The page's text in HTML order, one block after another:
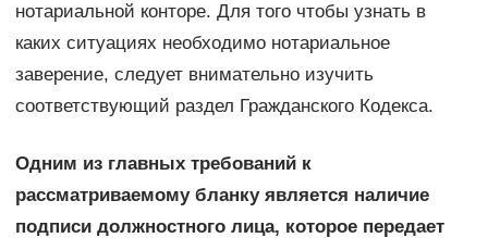
нотариальной конторе. Для того чтобы узнать в
каких ситуациях необходимо нотариальное
заверение, следует внимательно изучить
соответствующий раздел Гражданского Кодекса.
Одним из главных требований к
рассматриваемому бланку является наличие
подписи должностного лица, которое передает